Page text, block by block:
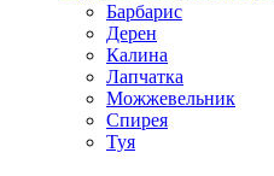
Барбарис
Дерен
Калина
Лапчатка
Можжевельник
Спирея
Туя